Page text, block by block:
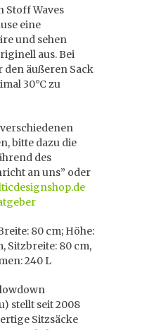
Stoff Waves
eine
und sehen
aus. Bei
äußeren Sack
30°C zu
bitte dazu die
des
an uns” oder
80 cm; Höhe:
Sitzbreite: 80 cm,
240 L
stellt seit 2008
Sitzsäcke